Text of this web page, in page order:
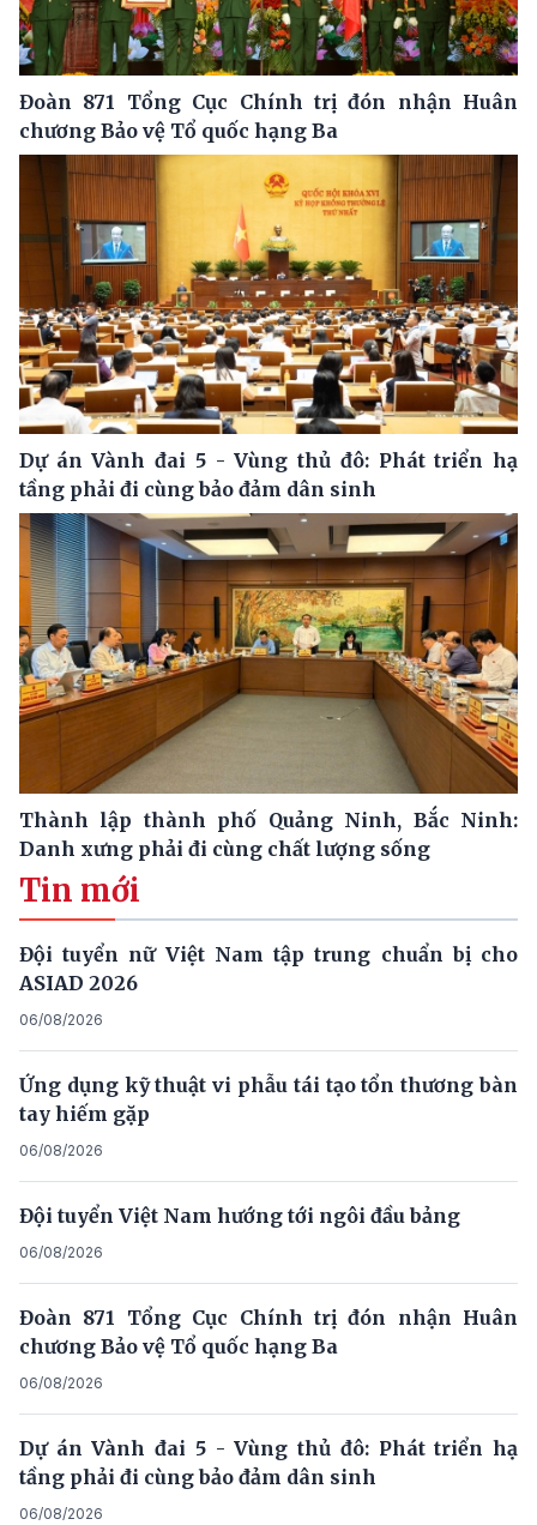
Đoàn 871 Tổng Cục Chính trị đón nhận Huân
chương Bảo vệ Tổ quốc hạng Ba
Dự án Vành đai 5 - Vùng thủ đô: Phát triển hạ
tầng phải đi cùng bảo đảm dân sinh
Thành lập thành phố Quảng Ninh, Bắc Ninh:
Danh xưng phải đi cùng chất lượng sống
Tin mới
Đội tuyển nữ Việt Nam tập trung chuẩn bị cho
ASIAD 2026
06/08/2026
Ứng dụng kỹ thuật vi phẫu tái tạo tổn thương bàn
tay hiếm gặp
06/08/2026
Đội tuyển Việt Nam hướng tới ngôi đầu bảng
06/08/2026
Đoàn 871 Tổng Cục Chính trị đón nhận Huân
chương Bảo vệ Tổ quốc hạng Ba
06/08/2026
Dự án Vành đai 5 - Vùng thủ đô: Phát triển hạ
tầng phải đi cùng bảo đảm dân sinh
06/08/2026